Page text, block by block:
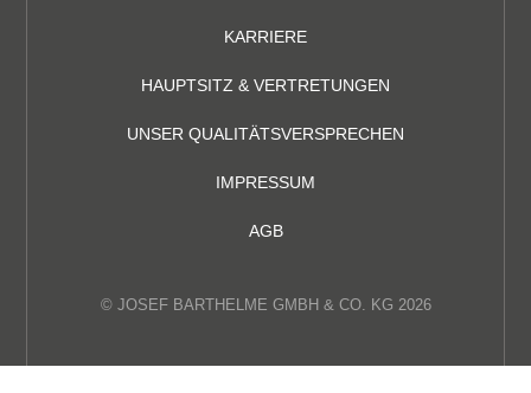
KARRIERE
HAUPTSITZ & VERTRETUNGEN
UNSER QUALITÄTSVERSPRECHEN
IMPRESSUM
AGB
© JOSEF BARTHELME GMBH & CO. KG 2026